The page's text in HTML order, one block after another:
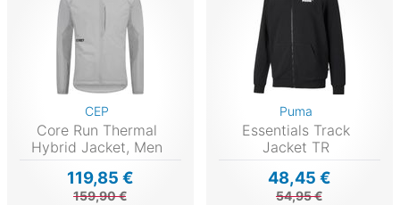
CEP
Core Run Thermal
Hybrid Jacket, Men
119,85 €
159,90 €
Puma
Essentials Track
Jacket TR
48,45 €
54,95 €